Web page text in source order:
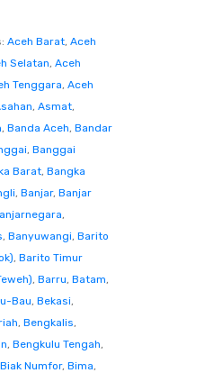
Aceh Barat, Aceh
Selatan, Aceh
Tenggara, Aceh
, Asmat,
, Banda Aceh, Bandar
, Banggai
Barat, Bangka
, Banjar, Banjar
,
, Banyuwangi, Barito
, Barito Timur
, Barru, Batam,
Bau, Bekasi,
, Bengkalis,
, Bengkulu Tengah,
Biak Numfor, Bima,